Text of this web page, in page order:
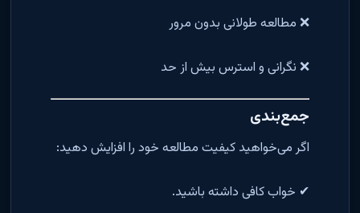
❌ مطالعه طولانی بدون مرور
❌ نگرانی و استرس بیش از حد
جمع‌بندی
اگر می‌خواهید کیفیت مطالعه خود را افزایش دهید:
✔ خواب کافی داشته باشید.